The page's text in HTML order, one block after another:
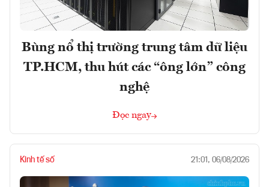
Bùng nổ thị trường trung tâm dữ liệu
TP.HCM, thu hút các “ông lớn” công
nghệ
Đọc ngay
Kinh tế số 21:01, 06/08/2026